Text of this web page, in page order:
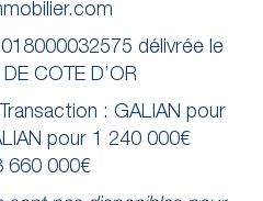
délivrée le
COTE D’OR
: GALIAN pour
pour 1 240 000€
660 000€